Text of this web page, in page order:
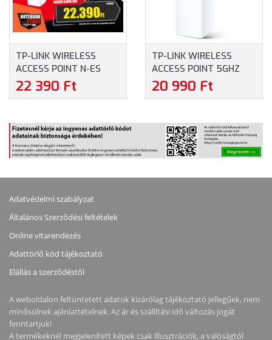
TP-LINK WIRELESS
ACCESS POINT N-ES
300MBPS KÜLTÉRI
(CPE220)
22 390 Ft
TP-LINK WIRELESS
ACCESS POINT 5GHZ
300MBPS KÜLTÉRI
(CPE510)
20 990 Ft
Adatvédelmi szabályzat
Általános Szerződési feltételek
Online vitarendezés
Adattörlő kód tájékoztató
Elállás a szerződéstől
A weboldalon feltüntetett adatok kizárólag tájékoztató jellegűek, nem
minősülnek ajánlattételnek. Az ár és szállítási idő változás jogát
fenntartjuk!
A termékeknél megjelenített képek csak illusztrációk, a valóságtól